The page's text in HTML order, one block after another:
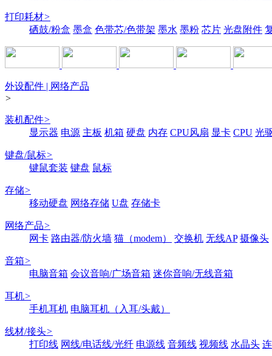
打印耗材>
硒鼓/粉盒 墨盒 色带芯/色带架 墨水 墨粉 芯片 光盘附件
外设配件 | 网络产品
>
装机配件>
显示器 电源 主板 机箱 硬盘 内存 CPU风扇 显卡 CPU 光
键盘/鼠标>
键鼠套装 键盘 鼠标
存储>
移动硬盘 网络存储 U盘 存储卡
网络产品>
网卡 路由器/防火墙 猫（modem） 交换机 无线AP 摄像头
音箱>
电脑音箱 会议音响/广场音箱 迷你音响/无线音箱
耳机>
手机耳机 电脑耳机（入耳/头戴）
线材/接头>
打印线 网线/电话线/光纤 电源线 音频线 视频线 水晶头